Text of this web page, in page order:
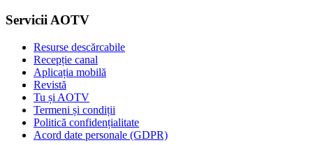
Servicii AOTV
Resurse descărcabile
Recepție canal
Aplicația mobilă
Revistă
Tu și AOTV
Termeni și condiții
Politică confidențialitate
Acord date personale (GDPR)